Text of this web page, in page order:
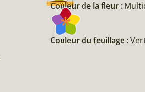
Couleur de la fleur :
Couleur du feuillage :